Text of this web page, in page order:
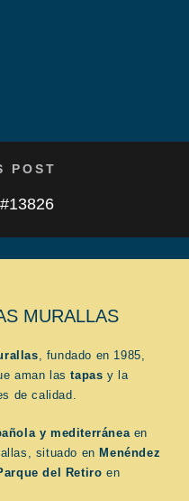
POST
MURALLAS
, fundado en 1985,
aman lastapasy la
de calidad.
y mediterráneaen
situado en Menéndez
del Retiro en